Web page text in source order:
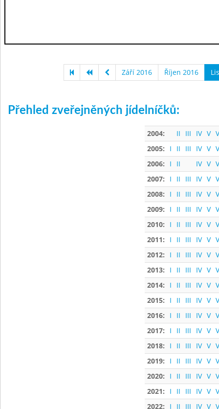
Září 2016 Říjen 2016
Přehled zveřejněných jídelníčků:
2004: II III IV V
2005:
I II III IV V
2006:
I II IV V
2007:
I II III IV V
2008:
I II III IV V
2009:
I II III IV V
2010:
I II III IV V
2011:
I II III IV V
2012:
I II III IV V
2013:
I II III IV V
2014:
I II III IV V
2015:
I II III IV V
2016:
I II III IV V
2017:
I II III IV V
2018:
I II III IV V
2019:
I II III IV V
2020:
I II III IV V
2021:
I II III IV V
2022:
I II III IV V